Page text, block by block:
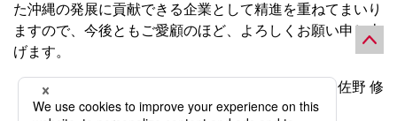
た沖縄の発展に貢献できる企業として精進を重ねてまいり
ますので、今後ともご愛顧のほど、よろしくお願い申し上
げます。
代表取締役社長 佐野 修